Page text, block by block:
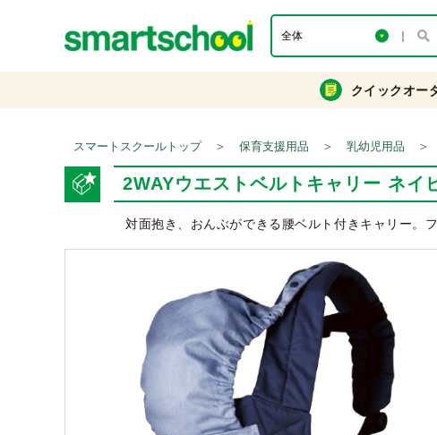
クイックオー
スマートスクールトップ ＞ 保育支援用品 ＞ 乳幼児用品 ＞
2WAYウエストベルトキャリー ネイ
対面抱き、おんぶができる腰ベルト付きキャリー。